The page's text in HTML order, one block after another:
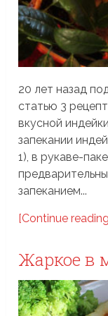
20 лет назад
статью 3
вкусной
запекании
1), в рукаве-
запеканием...
[Continue
Жаркое в